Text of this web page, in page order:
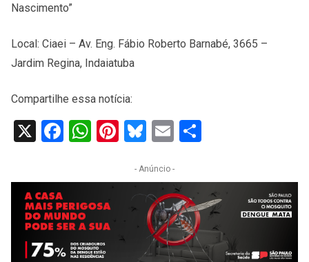
Nascimento”
Local: Ciaei – Av. Eng. Fábio Roberto Barnabé, 3665 –
Jardim Regina, Indaiatuba
Compartilhe essa notícia:
X Facebook
WhatsApp
Pinterest
Bluesky
Email
- Anúncio -